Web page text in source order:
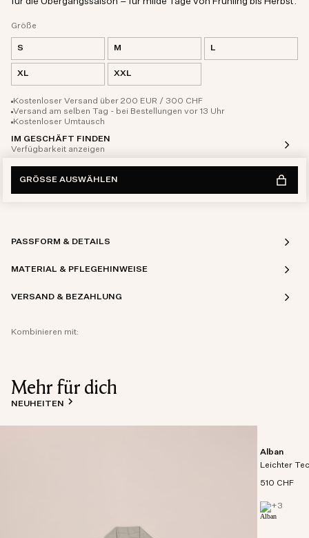
Größe
S M L
XL XXL
Kostenloser Versand über 200 EUR / 300 CHF
Versand am selben Tag - bei Bestellungen vor 13 Uhr
Kostenloser Umtausch
IM GESCHÄFT FINDEN
Verfügbarkeit anzeigen
GRÖSSE AUSWÄHLEN
PASSFORM & DETAILS
MATERIAL & PFLEGEHINWEISE
VERSAND & BEZAHLUNG
Kombinieren mit:
Mehr für dich
NEUHEITEN
Alban
Leichter
510 CHF
+3